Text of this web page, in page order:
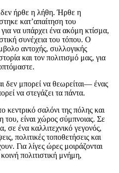
ήρθε η λήθη. Ήρθε η
κατ’απαίτηση του
να υπάρχει ένα ακόμη κτίσμα,
συνέχεια του τόπου. Ο
αντοχής, συλλογικής
και τον πολιτισμό μας, για
δεν μπορεί να θεωρείται— ένας
να στεγάζει τα πάντα.
κεντρικό σαλόνι της πόλης και
είναι χώρος σύμπνοιας. Σε
σε ένα καλλιτεχνικό γεγονός,
πολιτικές τοποθετήσεις και
Για λίγες ώρες μοιράζονται
πολιτιστική μνήμη,